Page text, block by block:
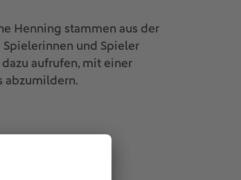
Henning stammen aus der
und Spieler
aufrufen, mit einer
abzumildern.
Pfalz